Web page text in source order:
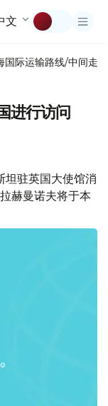
文
国际运输路线/中间走廊
进行访问
坦驻英国大使馆消
赫曼诺夫将于本